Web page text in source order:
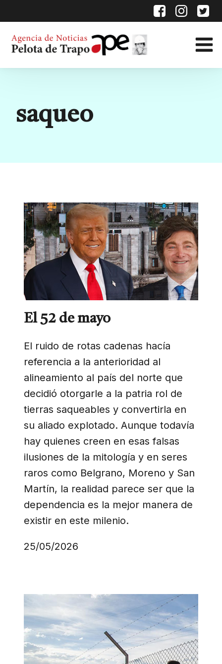
Etiqueta:
saqueo
El 52 de mayo
El ruido de rotas cadenas hacía
referencia a la anterioridad al
alineamiento al país del norte que
decidió otorgarle a la patria rol de
tierras saqueables y convertirla en
su aliado explotado. Aunque todavía
hay quienes creen en esas falsas
ilusiones de la mitología y en seres
raros como Belgrano, Moreno y San
Martín, la realidad parece ser que la
dependencia es la mejor manera de
existir en este milenio.
25/05/2026